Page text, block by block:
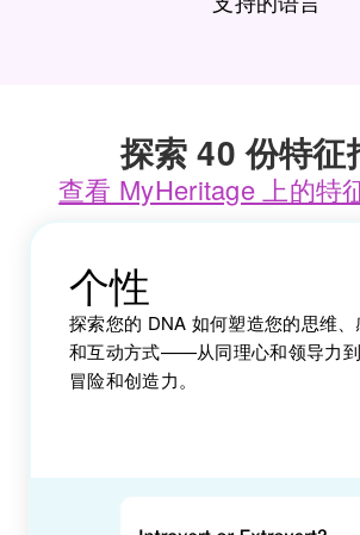
探索 40 份特征
查看 MyHeritage 上的特
个性
探索您的 DNA 如何塑造您的思维、
和互动方式——从同理心和领导力
冒险和创造力。